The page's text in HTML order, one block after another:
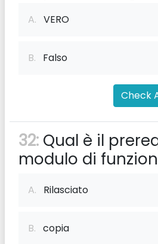
A. VERO
B. Falso
Check
32: Qual è il
modulo di
A. Rilasciato
B. copia